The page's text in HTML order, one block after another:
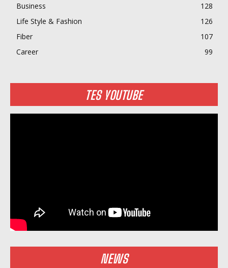
Business
128
Life Style & Fashion
126
Fiber
107
Career
99
TES YOUTUBE
NEWS